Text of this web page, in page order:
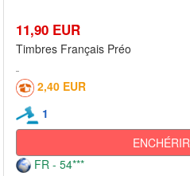
11,90 EUR
Timbres Français Préo
2,40 EUR
1
ENCHÉRIR
FR - 54***